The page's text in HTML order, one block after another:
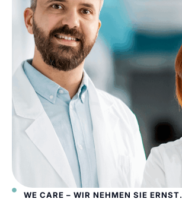
WE CARE – WIR NEHMEN SIE ERNST.